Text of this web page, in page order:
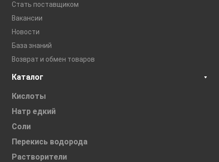
Стать поставщиком
Вакансии
Новости
База знаний
Возврат и обмен товаров
Каталог
Кислоты
Натр едкий
Соли
Перекись водорода
Растворители